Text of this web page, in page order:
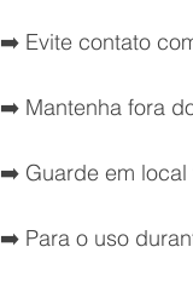
➡️ Evite contato
➡️ Mantenha fora
➡️ Guarde em local
➡️ Para o uso